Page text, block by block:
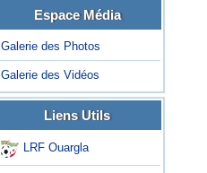
Espace Média
Galerie des Photos
Galerie des Vidéos
Liens Utils
LRF Ouargla